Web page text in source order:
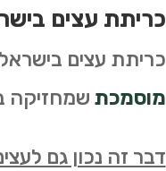
כריתת עצים
כריתת עצים
מוסמכת שמחזיקה
דבר זה נכון גם